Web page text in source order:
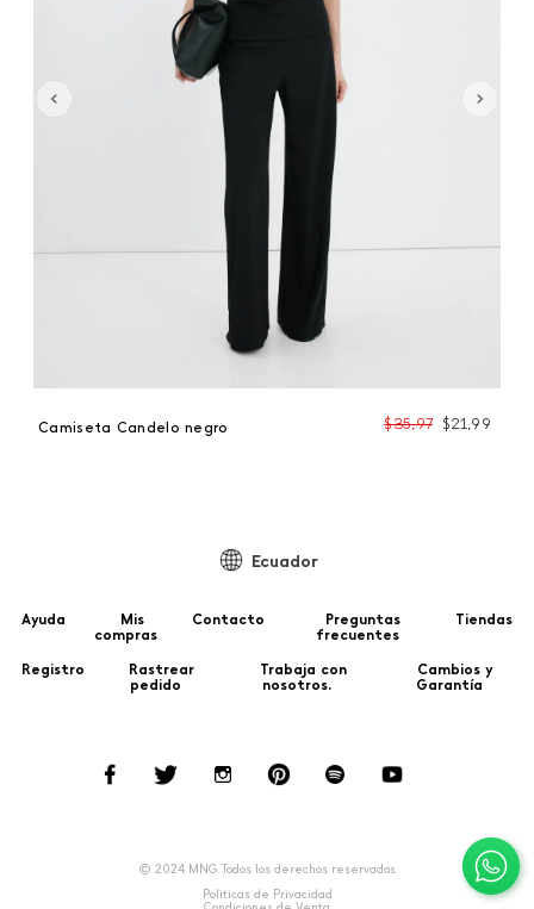
Camiseta Candelo negro $35,97 $21,99
Ecuador
Ayuda
Mis
compras
Contacto
Preguntas
frecuentes
Tiendas
Registro
Rastrear
pedido
Trabaja con
nosotros.
Cambios y
Garantía
© 2024 MNG Todos los derechos reservados
Politicas de Privacidad